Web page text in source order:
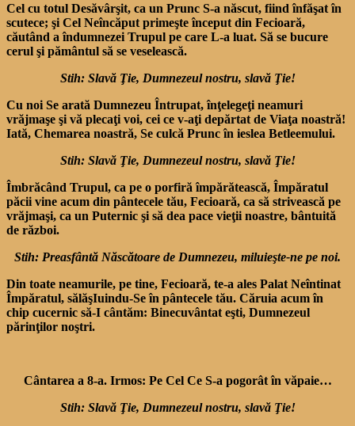
Cel cu totul Desăvârşit, ca un Prunc S-a născut, fiind înfăşat în
scutece; şi Cel Neîncăput primeşte început din Fecioară,
căutând a îndumnezei Trupul pe care L-a luat. Să se bucure
cerul şi pământul să se veselească.
Stih: Slavă Ţie, Dumnezeul nostru, slavă Ţie!
Cu noi Se arată Dumnezeu Întrupat, înţelegeţi neamuri
vrăjmaşe şi vă plecaţi voi, cei ce v-aţi depărtat de Viaţa noas­tră!
Iată, Chemarea noastră, Se culcă Prunc în ieslea Betleemului.
Stih: Slavă Ţie, Dumnezeul nostru, slavă Ţie!
Îmbrăcând Trupul, ca pe o porfiră împărătească, Împăra­tul
păcii vine acum din pânte­cele tău, Fecioară, ca să stri­vească pe
vrăjmaşi, ca un Puternic şi să dea pace vieţii noastre, bântuită
de război.
Stih: Preasfântă Născătoare de Dumnezeu, miluieşte-ne pe noi.
Din toate neamurile, pe tine, Fecioară, te-a ales Palat Neîn­tinat
Împăratul, sălăşIuindu-Se în pântecele tău. Căruia acum în
chip cucernic să-I cântăm: Binecuvântat eşti, Dumnezeul
părinţilor noştri.
Cântarea a 8-a. Irmos: Pe Cel Ce S-a pogorât în văpaie…
Stih: Slavă Ţie, Dumnezeul nostru, slavă Ţie!